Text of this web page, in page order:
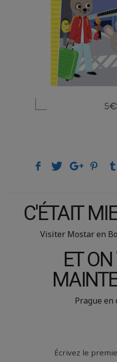
C'ÉTAIT
Visiter Mostar en
ET
Prague en
Écrivez le